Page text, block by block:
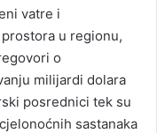
vatre i
u regionu,
o
milijardi dolara
posrednici tek su
sastanaka